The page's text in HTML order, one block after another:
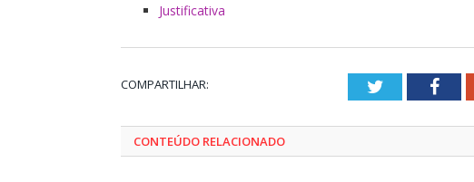
Justificativa
COMPARTILHAR: Twitter
CONTEÚDO RELACIONADO